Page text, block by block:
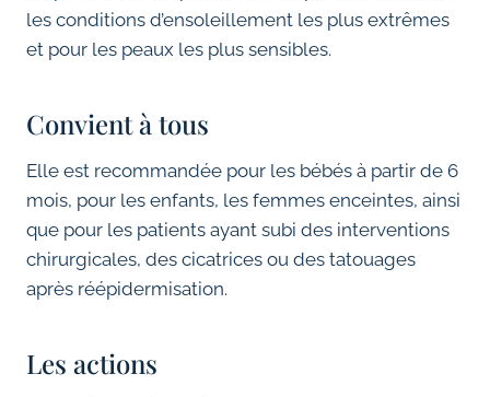
les conditions d’ensoleillement les plus extrêmes
et pour les peaux les plus sensibles.
Convient à tous
Elle est recommandée pour les bébés à partir de 6
mois, pour les enfants, les femmes enceintes, ainsi
que pour les patients ayant subi des interventions
chirurgicales, des cicatrices ou des tatouages
après réépidermisation.
Les actions